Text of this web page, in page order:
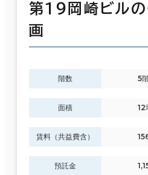
第１９岡崎ビル
画
階数 5
面積 12
賃料（共益費含）
預託金